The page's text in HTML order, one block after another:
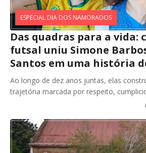
ESPECIAL DIA DOS NAMORADOS
Das quadras para a vida:
futsal uniu Simone
Santos em uma história
Ao longo de dez anos juntas, elas
trajetória marcada por respeito,